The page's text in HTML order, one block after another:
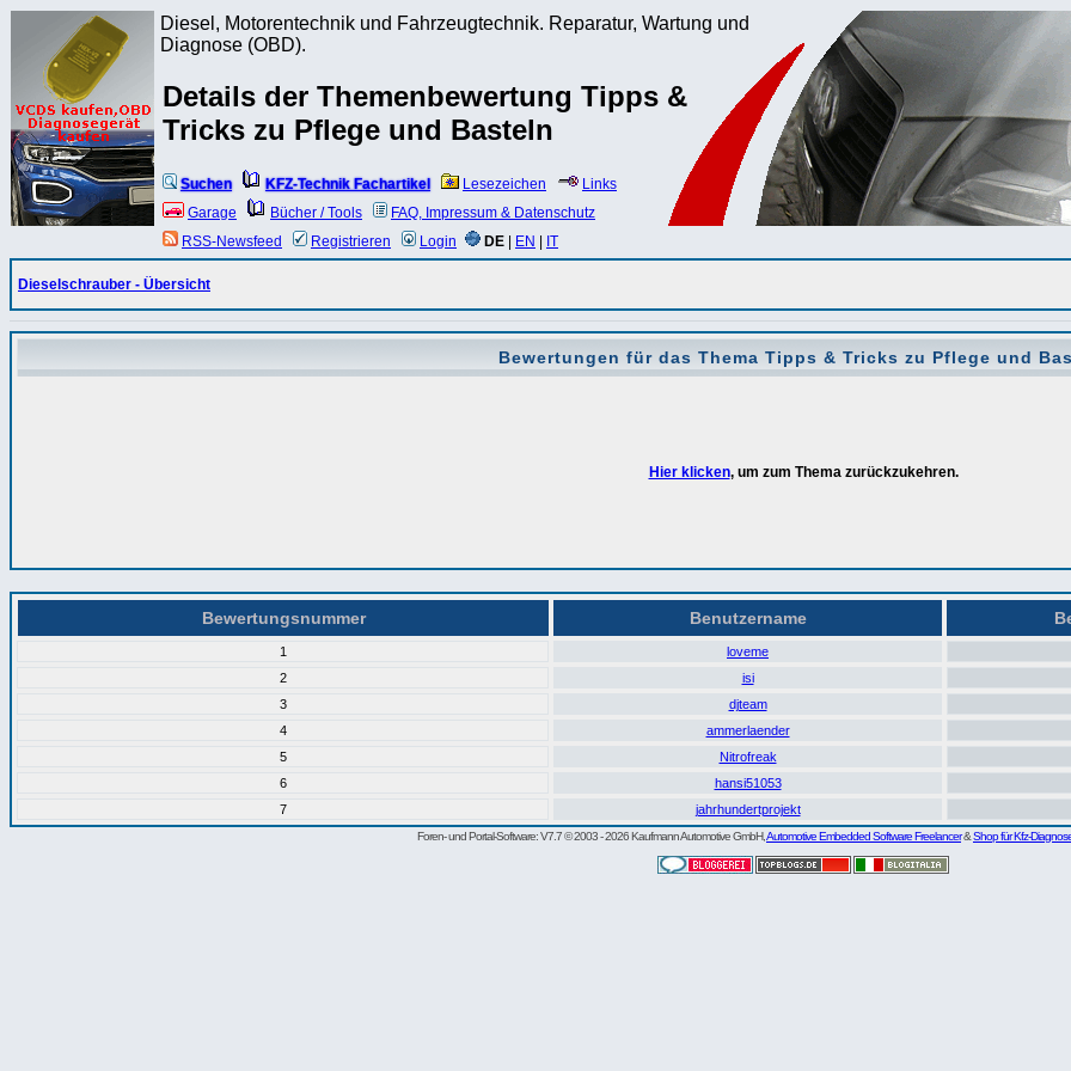
Diesel, Motorentechnik und Fahrzeugtechnik. Reparatur, Wartung und
Diagnose (OBD).
Details der Themenbewertung Tipps &
Tricks zu Pflege und Basteln
Suchen KFZ-Technik Fachartikel Lesezeichen
Links
Garage
Bücher / Tools
FAQ, Impressum & Datenschutz
RSS-Newsfeed
Registrieren Login DE EN IT
Dieselschrauber - Übersicht
Bewertungen für das Thema Tipps & Tricks zu Pflege und
Hier klicken, um zum Thema zurückzukehren.
Bewertungsnummer Benutzername
1
loveme
2
isi
3
djteam
4
ammerlaender
5
Nitrofreak
6
hansi51053
7
jahrhundertprojekt
Foren- und Portal-Software: V7.7 © 2003 - 2026 Kaufmann Automotive GmbH,Automotive Embedded Software Freelancer&Shop für Kfz-